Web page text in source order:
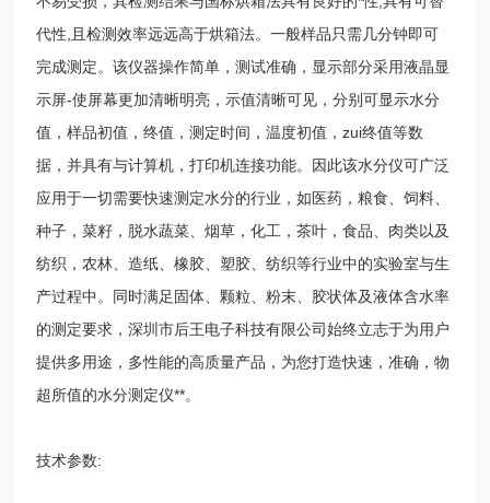
代性,且检测效率远远高于烘箱法。一般样品只需几分钟即可
完成测定。该仪器操作简单，测试准确，显示部分采用液晶显
示屏-使屏幕更加清晰明亮，示值清晰可见，分别可显示水分
值，样品初值，终值，测定时间，温度初值，zui终值等数
据，并具有与计算机，打印机连接功能。因此该水分仪可广泛
应用于一切需要快速测定水分的行业，如医药，粮食、饲料、
种子，菜籽，脱水蔬菜、烟草，化工，茶叶，食品、肉类以及
纺织，农林、造纸、橡胶、塑胶、纺织等行业中的实验室与生
产过程中。同时满足固体、颗粒、粉末、胶状体及液体含水率
的测定要求，深圳市后王电子科技有限公司始终立志于为用户
提供多用途，多性能的高质量产品，为您打造快速，准确，物
超所值的水分测定仪**。
技术参数: